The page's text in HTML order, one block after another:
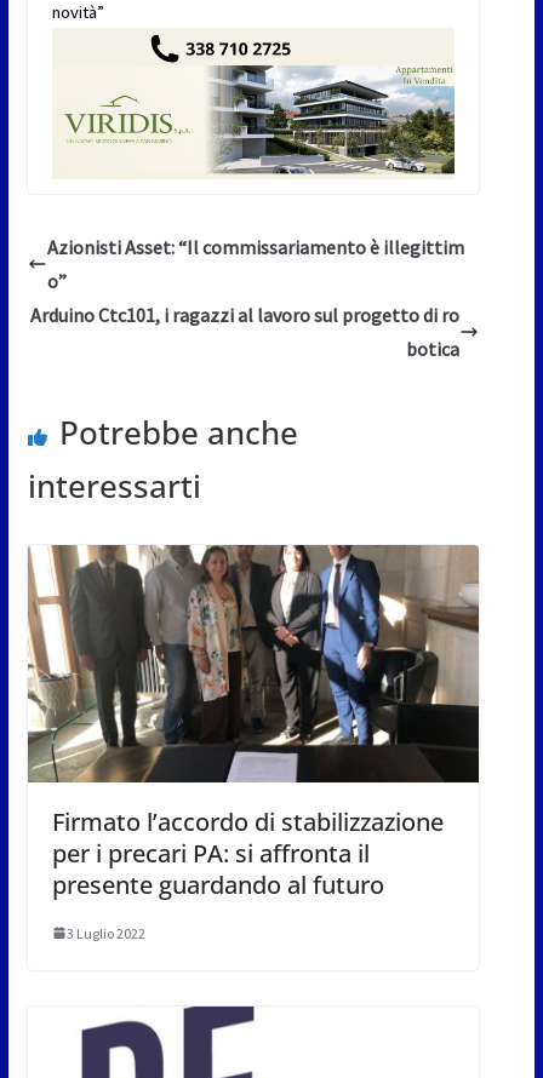
novità”
Azionisti Asset: “Il commissariamento è illegittim
o”
Arduino Ctc101, i ragazzi al lavoro sul progetto di ro
botica
Potrebbe anche
interessarti
Firmato l’accordo di stabilizzazione
per i precari PA: si affronta il
presente guardando al futuro
3 Luglio 2022